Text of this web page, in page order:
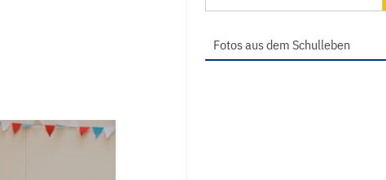
nach:
Fotos aus dem Schulleben